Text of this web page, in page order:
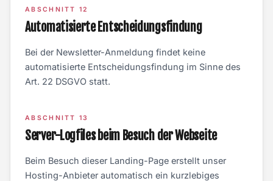
ABSCHNITT 12
Automatisierte Entscheidungsfindung
Bei der Newsletter-Anmeldung findet keine
automatisierte Entscheidungsfindung im Sinne des
Art. 22 DSGVO statt.
ABSCHNITT 13
Server-Logfiles beim Besuch der Webseite
Beim Besuch dieser Landing-Page erstellt unser
Hosting-Anbieter automatisch ein kurzlebiges